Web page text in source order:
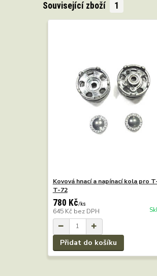
Související zboží 1
Kovová hnací a napínací kola pro
T-72
780 Kč/ks
645 Kč bez DPH
Přidat do košíku